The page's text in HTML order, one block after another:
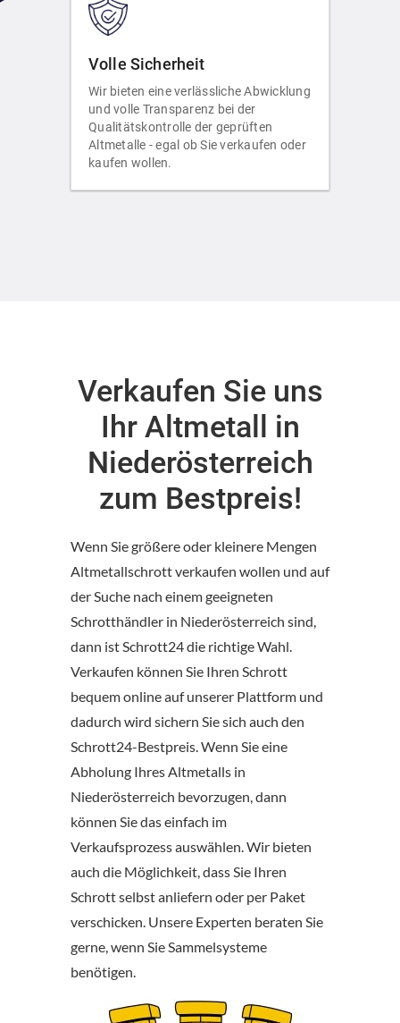
Volle Sicherheit
Wir bieten eine verlässliche Abwicklung
und volle Transparenz bei der
Qualitätskontrolle der geprüften
Altmetalle - egal ob Sie verkaufen oder
kaufen wollen.
Verkaufen Sie uns
Ihr Altmetall in
Niederösterreich
zum Bestpreis!
Wenn Sie größere oder kleinere Mengen
Altmetallschrott verkaufen wollen und auf
der Suche nach einem geeigneten
Schrotthändler in Niederösterreich sind,
dann ist Schrott24 die richtige Wahl.
Verkaufen können Sie Ihren Schrott
bequem online auf unserer Plattform und
dadurch wird sichern Sie sich auch den
Schrott24-Bestpreis. Wenn Sie eine
Abholung Ihres Altmetalls in
Niederösterreich bevorzugen, dann
können Sie das einfach im
Verkaufsprozess auswählen. Wir bieten
auch die Möglichkeit, dass Sie Ihren
Schrott selbst anliefern oder per Paket
verschicken. Unsere Experten beraten Sie
gerne, wenn Sie Sammelsysteme
benötigen.